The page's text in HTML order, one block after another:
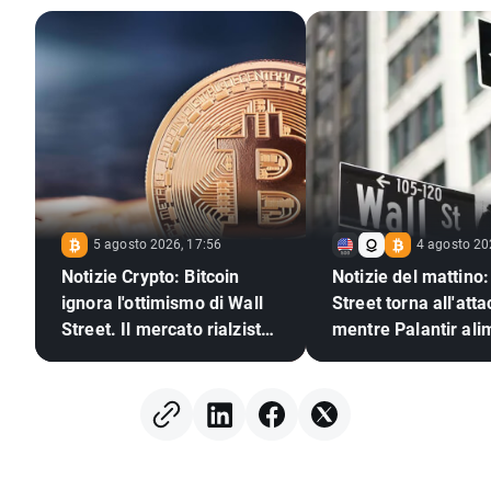
5 agosto 2026, 17:56
Notizie Crypto: Bitcoin
ignora l'ottimismo di Wall
Street. Il mercato rialzista
4 agosto
Notizie del
Street torna
mentre Palantir